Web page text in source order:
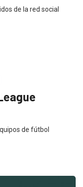
de la red social
de fútbol